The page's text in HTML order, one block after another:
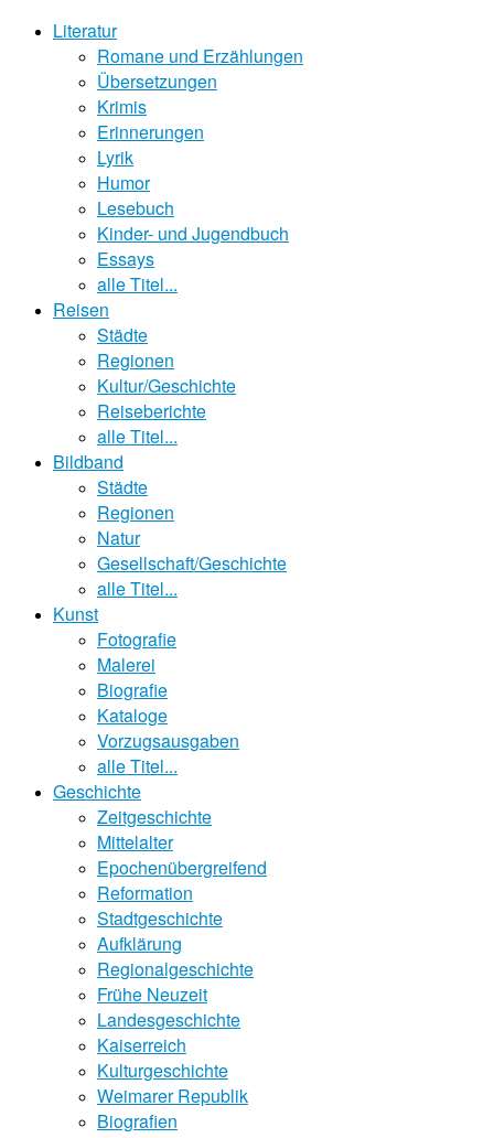
Literatur
Romane und Erzählungen
Übersetzungen
Krimis
Erinnerungen
Lyrik
Humor
Lesebuch
Kinder- und Jugendbuch
Essays
alle Titel...
Reisen
Städte
Regionen
Kultur/Geschichte
Reiseberichte
alle Titel...
Bildband
Städte
Regionen
Natur
Gesellschaft/Geschichte
alle Titel...
Kunst
Fotografie
Malerei
Biografie
Kataloge
Vorzugsausgaben
alle Titel...
Geschichte
Zeitgeschichte
Mittelalter
Epochenübergreifend
Reformation
Stadtgeschichte
Aufklärung
Regionalgeschichte
Frühe Neuzeit
Landesgeschichte
Kaiserreich
Kulturgeschichte
Weimarer Republik
Biografien